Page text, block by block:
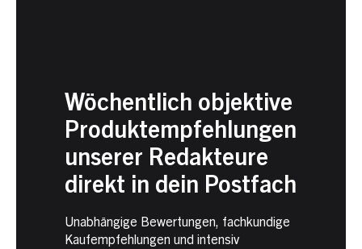
Wöchentlich objektive
Produktempfehlungen
unserer Redakteure
direkt in dein Postfach
Unabhängige Bewertungen, fachkundige
Kaufempfehlungen und intensiv